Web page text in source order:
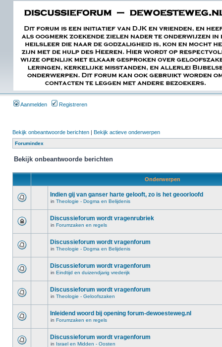
Aanmelden Registreren
Bekijk onbeantwoorde berichten | Bekijk actieve onderwerpen
Forumindex
Bekijk onbeantwoorde berichten
Onderwerpen
Indien gij van ganser harte gelooft, zo is het geoorloofd
in Theologie - Dogma en Belijdenis
Discussieforum wordt vragenrubriek
in Forumzaken en regels
Discussieforum wordt vragenforum
in Theologie - Dogma en Belijdenis
Discussieforum wordt vragenforum
in Eindtijd en duizendjarig vrederijk
Discussieforum wordt vragenforum
in Theologie - Geloofszaken
Inleidend woord bij opening forum-dewoesteweg.nl
in Forumzaken en regels
Discussieforum wordt vragenforum
in Israel en Midden - Oosten